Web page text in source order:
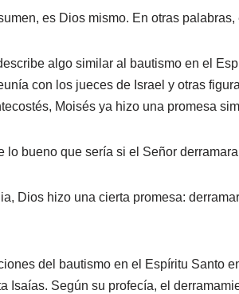
es Dios mismo. En otras
algo similar al bautismo en el
con los jueces de Israel y otras
Moisés ya hizo una promesa
lo bueno que sería si el Señor
Dios hizo una cierta promesa:
del bautismo en el Espíritu Santo
Isaías. Según su profecía, el